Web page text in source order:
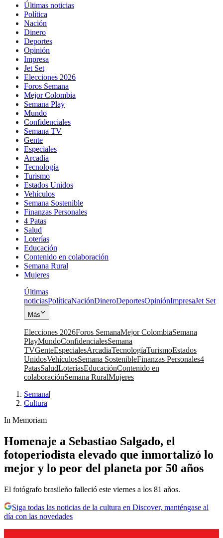
Últimas noticias
Política
Nación
Dinero
Deportes
Opinión
Impresa
Jet Set
Elecciones 2026
Foros Semana
Mejor Colombia
Semana Play
Mundo
Confidenciales
Semana TV
Gente
Especiales
Arcadia
Tecnología
Turismo
Estados Unidos
Vehículos
Semana Sostenible
Finanzas Personales
4 Patas
Salud
Loterías
Educación
Contenido en colaboración
Semana Rural
Mujeres
Últimas
noticiasPolíticaNaciónDineroDeportesOpiniónImpresaJet Set
Más
Elecciones 2026Foros SemanaMejor ColombiaSemana
PlayMundoConfidencialesSemana
TVGenteEspecialesArcadiaTecnologíaTurismoEstados
UnidosVehículosSemana SostenibleFinanzas Personales4
PatasSaludLoteríasEducaciónContenido en
colaboraciónSemana RuralMujeres
Semana|
Cultura
In Memoriam
Homenaje a Sebastiao Salgado, el
fotoperiodista elevado que inmortalizó lo
mejor y lo peor del planeta por 50 años
El fotógrafo brasileño falleció este viernes a los 81 años.
Siga todas las noticias de la cultura en Discover, manténgase al
día con las novedades